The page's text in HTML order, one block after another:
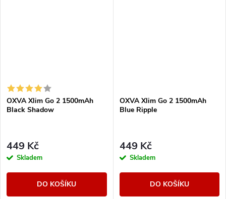
OXVA Xlim Go 2 1500mAh
Black Shadow
449 Kč
Skladem
DO KOŠÍKU
OXVA Xlim Go 2 1500mAh
Blue Ripple
449 Kč
Skladem
DO KOŠÍKU